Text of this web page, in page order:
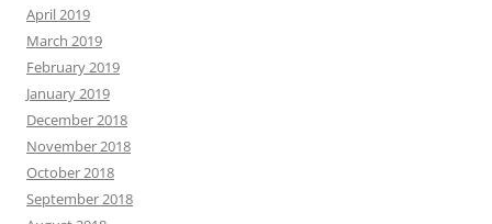
April 2019
March 2019
February 2019
January 2019
December 2018
November 2018
October 2018
September 2018